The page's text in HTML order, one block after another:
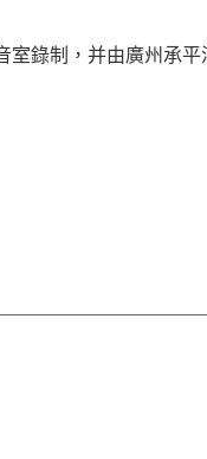
錄制，并由廣州承平